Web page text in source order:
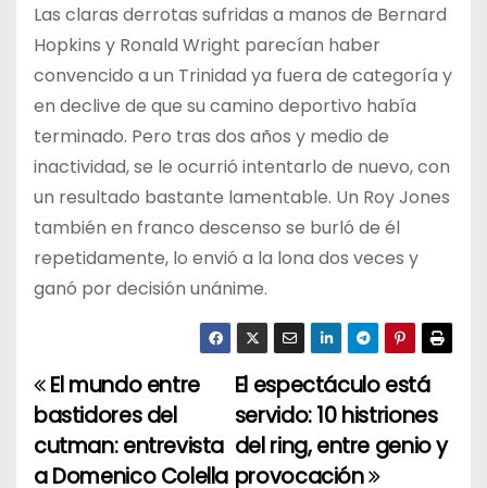
Las claras derrotas sufridas a manos de Bernard
Hopkins y Ronald Wright parecían haber
convencido a un Trinidad ya fuera de categoría y
en declive de que su camino deportivo había
terminado. Pero tras dos años y medio de
inactividad, se le ocurrió intentarlo de nuevo, con
un resultado bastante lamentable. Un Roy Jones
también en franco descenso se burló de él
repetidamente, lo envió a la lona dos veces y
ganó por decisión unánime.
N
a
El espectáculo está
servido: 10 histriones
del ring, entre genio y
provocación
El mundo entre
bastidores del
cutman: entrevista
a Domenico Colella